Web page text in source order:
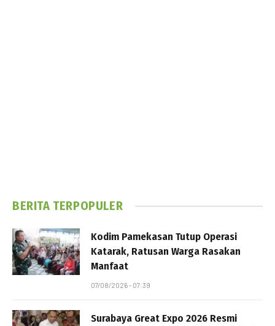
BERITA TERPOPULER
Kodim Pamekasan Tutup Operasi
Katarak, Ratusan Warga Rasakan
Manfaat
07/08/2026 - 07:39
Surabaya Great Expo 2026 Resmi